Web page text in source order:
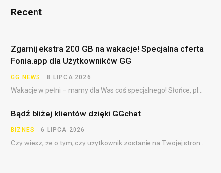
Recent
Zgarnij ekstra 200 GB na wakacje! Specjalna oferta
Fonia.app dla Użytkowników GG
GG NEWS 8 LIPCA 2026
Bądź bliżej klientów dzięki GGchat
BIZNES 6 LIPCA 2026